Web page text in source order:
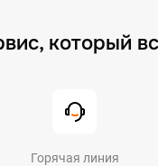
который
Горячая линия